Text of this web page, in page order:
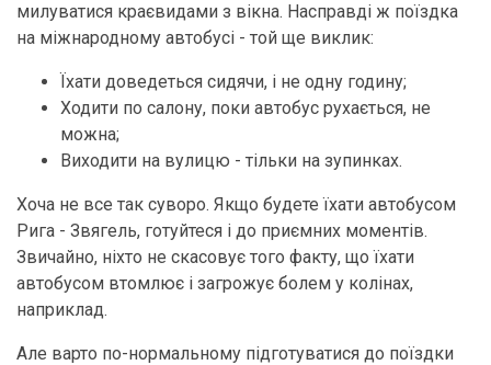
милуватися краєвидами з вікна. Насправді ж поїздка
на міжнародному автобусі - той ще виклик:
Їхати доведеться сидячи, і не одну годину;
Ходити по салону, поки автобус рухається, не
можна;
Виходити на вулицю - тільки на зупинках.
Хоча не все так суворо. Якщо будете їхати автобусом
Рига - Звягель, готуйтеся і до приємних моментів.
Звичайно, ніхто не скасовує того факту, що їхати
автобусом втомлює і загрожує болем у колінах,
наприклад.
Але варто по-нормальному підготуватися до поїздки